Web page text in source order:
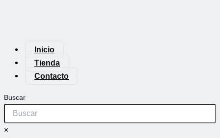
Inicio
Tienda
Contacto
Buscar
×